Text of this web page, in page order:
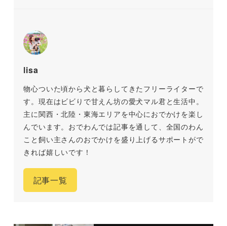
lisa
物心ついた頃から犬と暮らしてきたフリーライターで
す。現在はビビりで甘えん坊の愛犬マル君と生活中。
主に関西・北陸・東海エリアを中心におでかけを楽し
んでいます。おでわんでは記事を通して、全国のわん
こと飼い主さんのおでかけを盛り上げるサポートがで
きれば嬉しいです！
記事一覧